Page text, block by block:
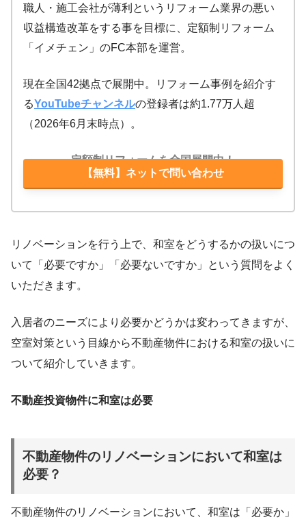
職人・施工会社が薄利というリフォーム業界の悪い
収益構造改革をする事を目標に、定額制リフォーム
「イメチェン」のFC本部を運営。
現在全国42拠点で展開中。リフォーム事例を紹介す
るYouTubeチャンネルの登録者は約1.77万人超
（2026年6月末時点）。
定額制リフォームを全国展開中！
【無料】ネットで問い合わせ
リノベーションを行う上で、和室をどうするかの扱いにつ
いて「必要ですか」「必要ないですか」という質問をよく
いただきます。
入居者のニーズにより必要かどうかは変わってきますが、
空室対策という目線から不動産物件における和室の扱いに
ついて紹介していきます。
不動産投資物件に和室は必要
不動産物件のリノベーションにおいて和室は
必要？
不動産物件のリノベーションにおいて、和室は「必要か」